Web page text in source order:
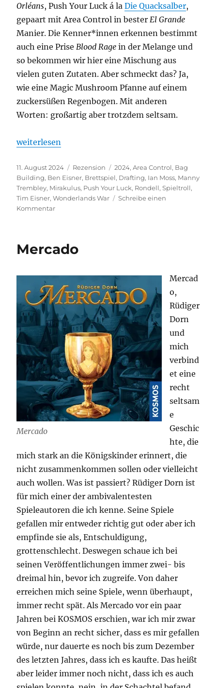
Orléans, Push Your Luck á laDie Quacksalber,
gepaart mit Area Control in bester El Grande
Manier. Die Kenner*innen erkennen bestimmt
auch eine Prise Blood Rage in der Melange und
so bekommen wir hier eine Mischung aus
vielen guten Zutaten. Aber schmeckt das? Ja,
wie eine Magic Mushroom Pfanne auf einem
zuckersüßen Regenbogen. Mit anderen
Worten: großartig aber trotzdem seltsam.
„Wonderlands War Deluxe – Krieg im
weiterlesen
Veröffentlicht
am
11. August 2024 Kategorien
Rezension Schlagwörter
2024,Area Control, Bag
Building, Ben Eisner, Brettspiel, Drafting, Ian Moss, Manny
Trembley, Mirakulus, Push Your Luck, Rondell,Spieltroll,
Tim Eisner,Wonderlands War
Schreibe einen
Kommentarzu
–
Mercado
Mercado
Mercad
o,
Rüdiger
Dorn
und
mich
verbind
et eine
recht
seltsam
e
Geschic
hte, die
mich stark an die Königskinder erinnert, die
nicht zusammenkommen sollen oder vielleicht
auch wollen. Was ist passiert? Rüdiger Dorn ist
für mich einer der ambivalentesten
Spieleautoren die ich kenne. Seine Spiele
gefallen mir entweder richtig gut oder aber ich
empfinde sie als, Entschuldigung,
grottenschlecht. Deswegen schaue ich bei
seinen Veröffentlichungen immer zwei- bis
dreimal hin, bevor ich zugreife. Von daher
erreichen mich seine Spiele, wenn überhaupt,
immer recht spät. Als Mercado vor ein paar
Jahren bei KOSMOS erschien, war ich mir zwar
von Beginn an recht sicher, dass es mir gefallen
würde, nur dauerte es noch bis zum Dezember
des letzten Jahres, dass ich es kaufte. Das heißt
aber leider immer noch nicht, dass ich es auch